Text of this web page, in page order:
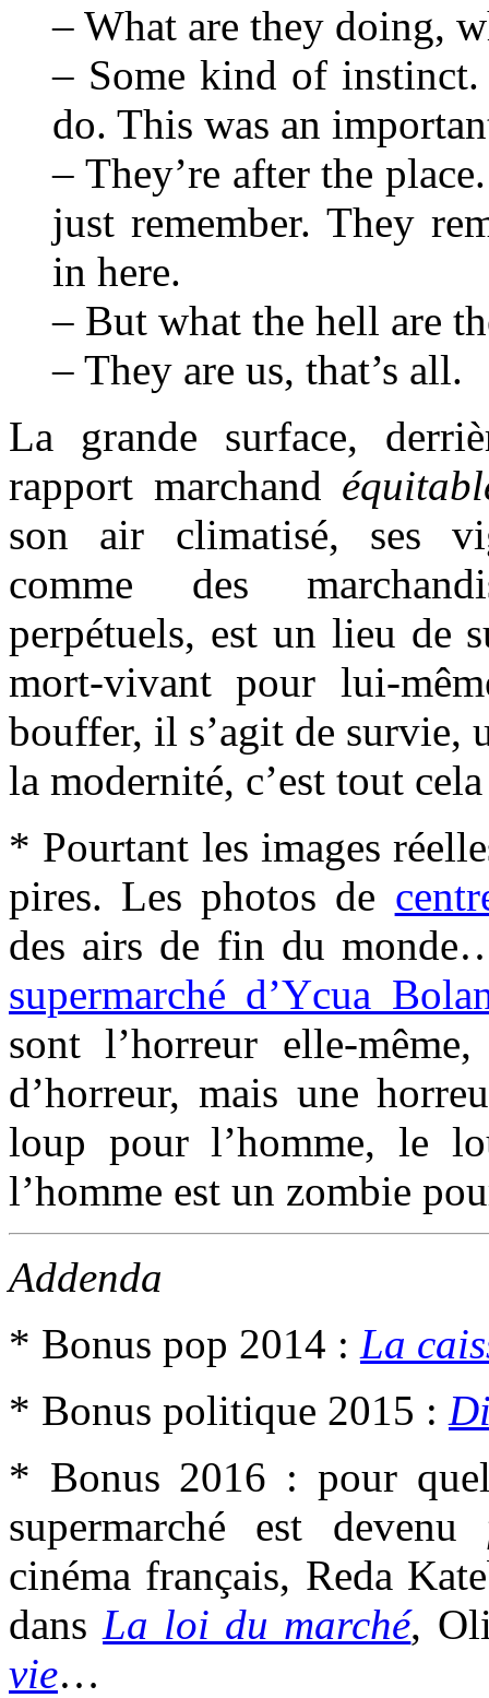
– What are they doing,
– Some kind of
do. This was an
– They’re after the
just remember. They
in here.
– But what the hell are
– They are us, that’s all.
La grande surface,
rapport marchand
son air climatisé, ses
comme des
perpétuels, est un lieu de
mort-vivant pour lui-
bouffer, il s’agit de survie,
la modernité, c’est tout
* Pourtant les images
pires. Les photos de
des airs de fin du
supermarché d’Ycua
sont l’horreur elle-
d’horreur, mais une
loup pour l’homme, le
l’homme est un zombie
Addenda
* Bonus pop 2014 : La
* Bonus politique 2015 :
* Bonus 2016 : pour
supermarché est devenu
cinéma français, Reda
dansLa loi du marché,
vie…